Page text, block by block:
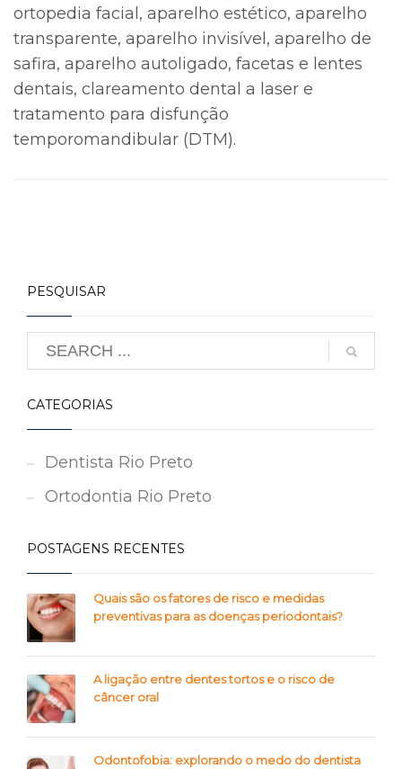
ortopedia facial, aparelho estético, aparelho
transparente, aparelho invisível, aparelho de
safira, aparelho autoligado, facetas e lentes
dentais, clareamento dental a laser e
tratamento para disfunção
temporomandibular (DTM).
PESQUISAR
CATEGORIAS
Dentista Rio Preto
Ortodontia Rio Preto
POSTAGENS RECENTES
Quais são os fatores de risco e medidas
preventivas para as doenças periodontais?
A ligação entre dentes tortos e o risco de
câncer oral
Odontofobia: explorando o medo do dentista